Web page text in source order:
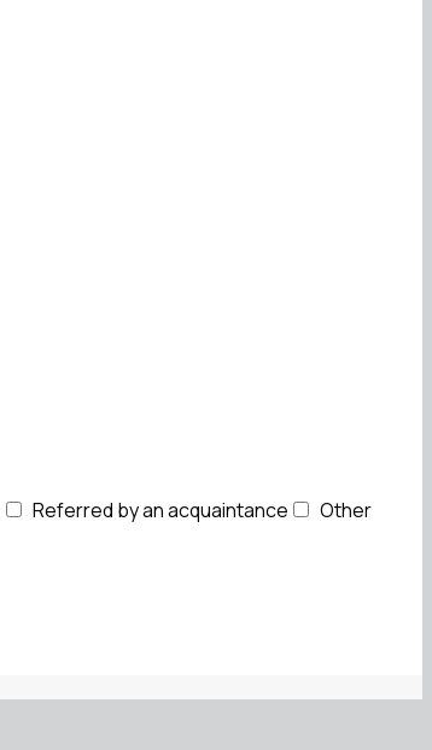
Referred by an acquaintance
Other